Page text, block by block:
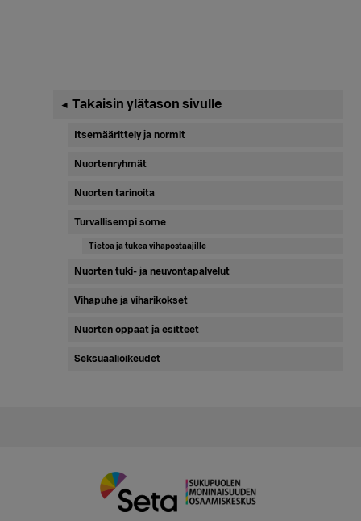
Ensisijainen
sivupalkki
◄ Takaisin ylätason sivulle
Itsemäärittely ja normit
Nuortenryhmät
Nuorten tarinoita
Turvallisempi some
Tietoa ja tukea vihapostaajille
Nuorten tuki- ja neuvontapalvelut
Vihapuhe ja viharikokset
Nuorten oppaat ja esitteet
Seksuaalioikeudet